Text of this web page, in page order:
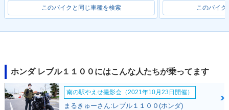
このバイクと同じ車種を検索 このバイク
ホンダ レブル１１００にはこんな人たちが乗ってます
南の駅やえせ撮影会（2021年10月23日開催）
まるきゅーさん:レブル１１００(ホンダ)